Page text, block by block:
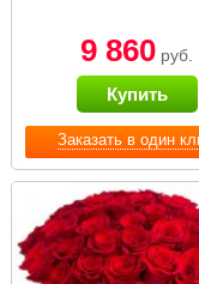
Заказать в один
9 860 руб.
Купить